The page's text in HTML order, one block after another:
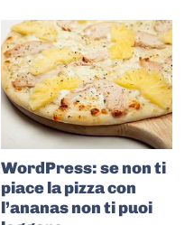
WordPress: se non ti
piace la pizza con
l’ananas non ti puoi